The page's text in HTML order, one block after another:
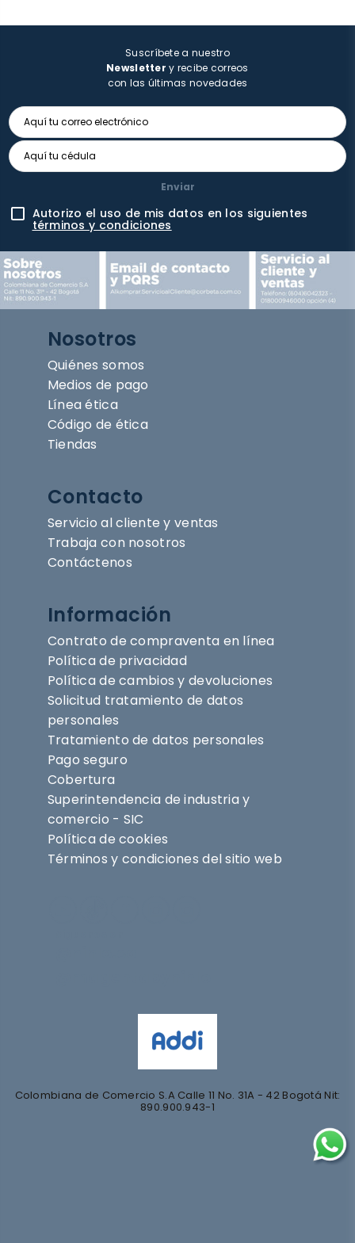
Suscríbete a nuestro
Newsletter y recibe correos
con las últimas novedades
Enviar
Autorizo el uso de mis datos en los siguientes
términos y condiciones
Nosotros
Quiénes somos
Medios de pago
Línea ética
Código de ética
Tiendas
Contacto
Servicio al cliente y ventas
Trabaja con nosotros
Contáctenos
Información
Contrato de compraventa en línea
Política de privacidad
Política de cambios y devoluciones
Solicitud tratamiento de datos
personales
Tratamiento de datos personales
Pago seguro
Cobertura
Superintendencia de industria y
comercio - SIC
Política de cookies
Términos y condiciones del sitio web
Colombiana de Comercio S.A Calle 11 No. 31A - 42 Bogotá Nit:
890.900.943-1